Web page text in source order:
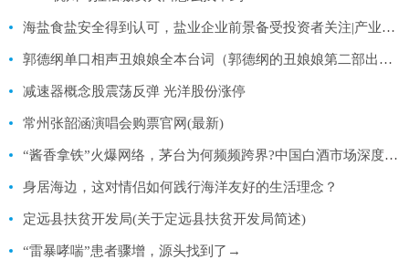
海盐食盐安全得到认可，盐业企业前景备受投资者关注|产业链情报站
郭德纲单口相声丑娘娘全本台词（郭德纲的丑娘娘第二部出来了吗）
减速器概念股震荡反弹 光洋股份涨停
常州张韶涵演唱会购票官网(最新)
“酱香拿铁”火爆网络，茅台为何频频跨界?中国白酒市场深度调查研究2023
身居海边，这对情侣如何践行海洋友好的生活理念？
定远县扶贫开发局(关于定远县扶贫开发局简述)
“雷暴哮喘”患者骤增，源头找到了→